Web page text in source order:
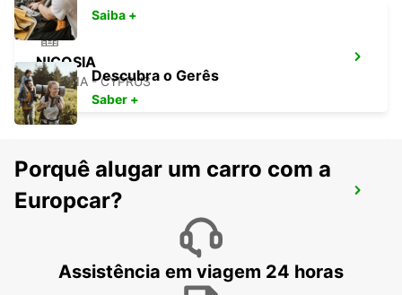
NICOSIA
NICOSIA - CYPRUS
LARNACA
LARNACA - CYPRUS
Saiba +
Descubra o Gerês
Saber +
Porquê alugar um carro com a
Europcar?
Assistência em viagem 24 horas